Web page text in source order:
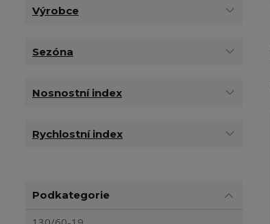
Podkategorie
Výrobce
Sezóna
Nosnostní index
Rychlostní index